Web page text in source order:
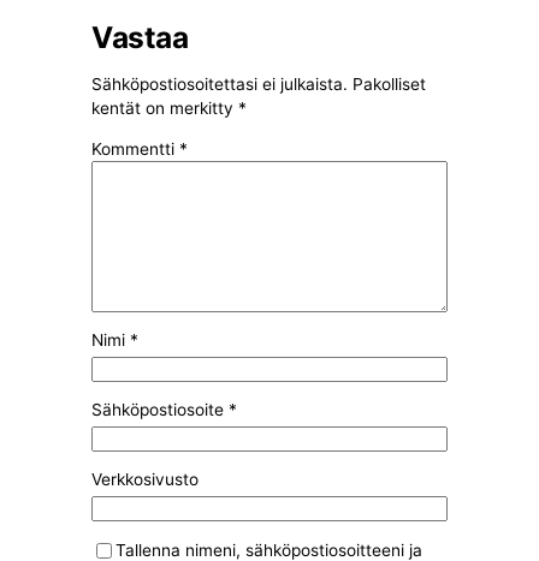
Vastaa
Sähköpostiosoitettasi ei julkaista. Pakolliset
kentät on merkitty *
Kommentti *
Nimi *
Sähköpostiosoite *
Verkkosivusto
Tallenna nimeni, sähköpostiosoitteeni ja